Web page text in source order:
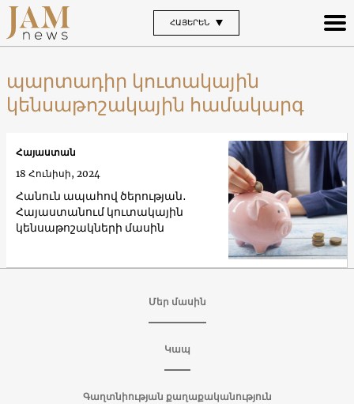
ՀԱՅԵՐԵՆ
պարտադիր կուտակային
կենսաթոշակային համակարգ
Հանուն ապահով ծերության․
Հայաստանում կուտակային
կենսաթոշակների մասին
Հայաստան
18 Հունիսի, 2024
Մեր մասին
Կապ
Գաղտնիության քաղաքականություն